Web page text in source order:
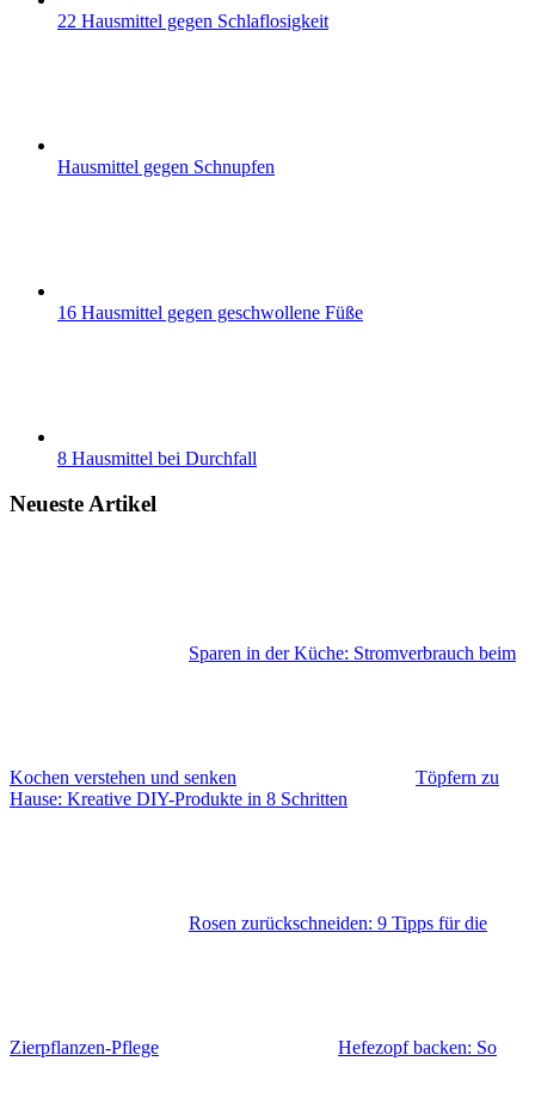
22 Hausmittel gegen Schlaflosigkeit
Hausmittel gegen Schnupfen
16 Hausmittel gegen geschwollene Füße
8 Hausmittel bei Durchfall
Neueste Artikel
Sparen in der Küche: Stromverbrauch beim
Kochen verstehen und senken
Töpfern zu
Hause: Kreative DIY-Produkte in 8 Schritten
Rosen zurückschneiden: 9 Tipps für die
Zierpflanzen-Pflege Hefezopf backen: So